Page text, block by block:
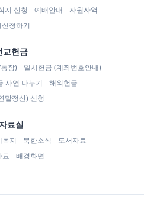
지 신청 예배안내
자원사역
신청하기
교헌금
장)
일시헌금 (계좌번호안내)
사연 나누기
해외헌금
말정산) 신청
료실
목지 북한소식
도서자료
료
배경화면